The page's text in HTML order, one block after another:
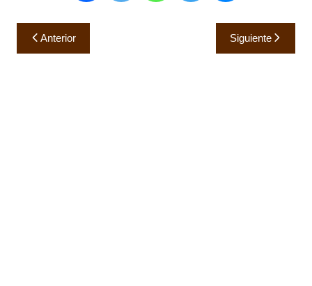
Navegación
de
Anterior Siguiente